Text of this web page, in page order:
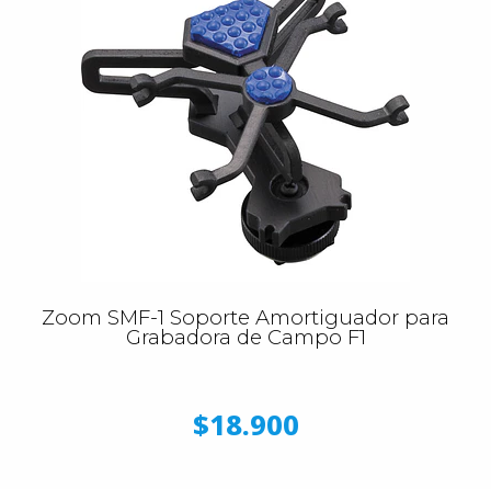
Zoom SMF-1 Soporte Amortiguador para
Grabadora de Campo F1
$18.900